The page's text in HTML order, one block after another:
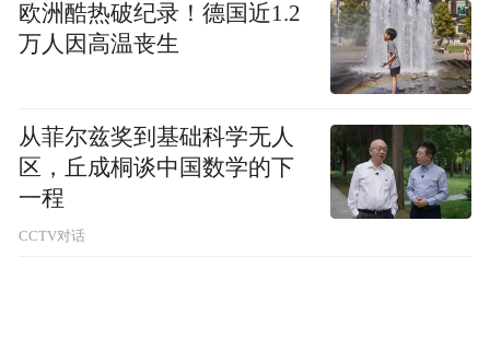
欧洲酷热破纪录！德国近1.2
万人因高温丧生
从菲尔兹奖到基础科学无人
区，丘成桐谈中国数学的下
一程
CCTV对话